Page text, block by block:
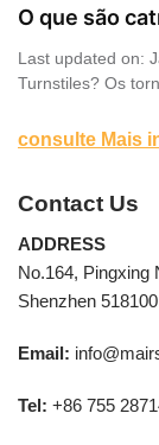
O que são
Last updated on:
Turnstiles? Os
consulte Mais
Contact Us
ADDRESS
No.164, Pingxing
Shenzhen 518100
Email:
Tel: +86 755